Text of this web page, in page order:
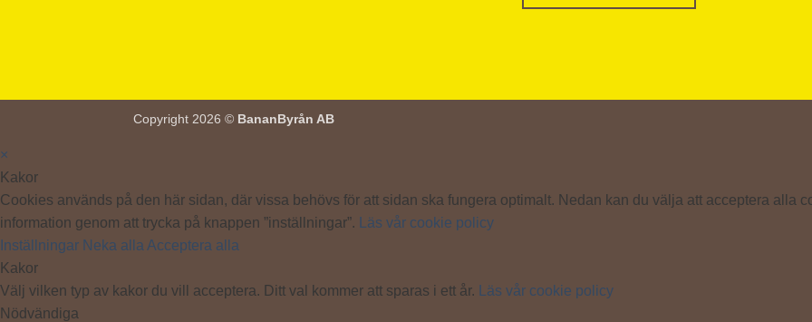
Copyright 2026 © BananByrån AB
×
Kakor
Cookies används på den här sidan, där vissa behövs för att sidan ska fungera optimalt. Nedan kan du välja att acceptera alla
information genom att trycka på knappen ”inställningar”.
Läs vår cookie policy
Inställningar Neka alla Acceptera alla
Kakor
Välj vilken typ av kakor du vill acceptera. Ditt val kommer att sparas i ett år.
Läs vår cookie policy
Nödvändiga